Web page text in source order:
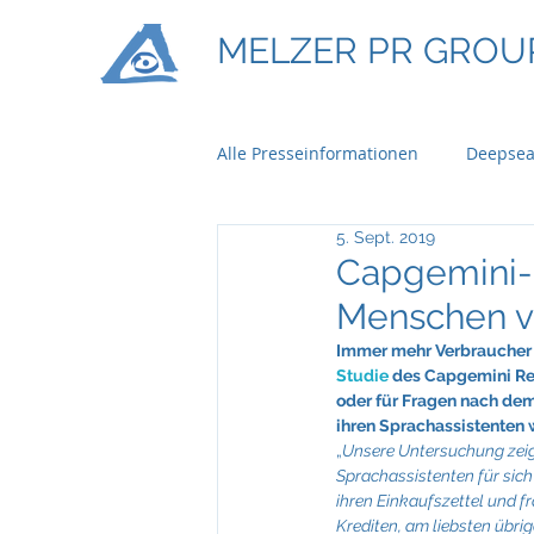
MELZER PR
Alle Presseinformationen
Ontime Logistics
Bau & Boden Immobilien
Braun Lockenhaus
Menschen
5. Sept. 2019
Immer mehr
Studie des Capgemini
oder für Fragen nach
ihren Sprachassistenten
„Unsere Untersuchung
Sprachassistenten für
ihren Einkaufszettel und
Krediten, am liebsten